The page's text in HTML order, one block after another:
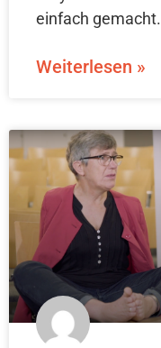
einfach gemacht.
Weiterlesen »